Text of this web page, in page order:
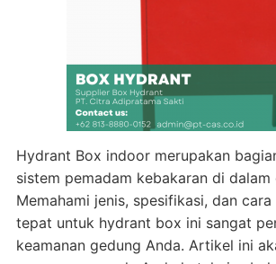
Hydrant Box indoor merupakan
sistem pemadam kebakaran di dalam
Memahami jenis, spesifikasi, dan
tepat untuk hydrant box ini sangat
keamanan gedung Anda. Artikel ini